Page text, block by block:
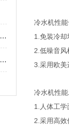
复叠式制冷机组主要应用于哪些领域？
复叠式制冷机组与单级制冷机组相比有哪些优势？
冷水机性
1. 免装冷却
2. 低噪音
3. 采用欧
冷水机性
1. 人体工
2. 采用高效